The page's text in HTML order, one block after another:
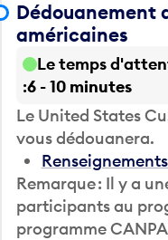
Dédouanement
américaines
Le temps
6 - 10 minutes
Le United States
vous dédouanera.
Remarque : Il y a
participants au
programme